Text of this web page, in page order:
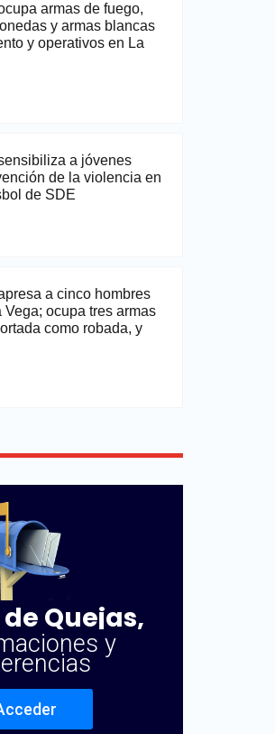
armas de fuego,
y armas blancas
y operativos en La
a jóvenes
de la violencia en
de SDE
a cinco hombres
ocupa tres armas
como robada, y
Quejas,
y